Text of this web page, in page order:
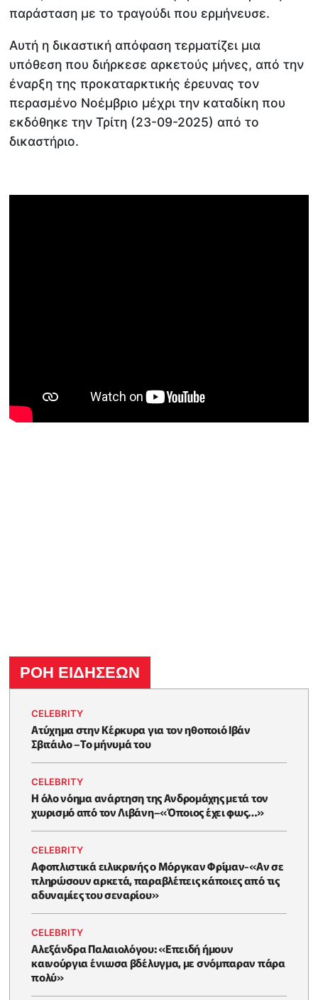
παράσταση με το τραγούδι που ερμήνευσε.
Αυτή η δικαστική απόφαση τερματίζει μια
υπόθεση που διήρκεσε αρκετούς μήνες, από την
έναρξη της προκαταρκτικής έρευνας τον
περασμένο Νοέμβριο μέχρι την καταδίκη που
εκδόθηκε την Τρίτη (23-09-2025) από το
δικαστήριο.
ΡΟΗ ΕΙΔΗΣΕΩΝ
CELEBRITY
Ατύχημα στην Κέρκυρα για τον ηθοποιό Ιβάν
Σβιτάιλο –Το μήνυμά του
CELEBRITY
Η όλο νόημα ανάρτηση της Ανδρομάχης μετά τον
χωρισμό από τον Λιβάνη–«Όποιος έχει φως…»
CELEBRITY
Αφοπλιστικά ειλικρινής ο Μόργκαν Φρίμαν-«Αν σε
πληρώσουν αρκετά, παραβλέπεις κάποιες από τις
αδυναμίες του σεναρίου»
CELEBRITY
Αλεξάνδρα Παλαιολόγου: «Επειδή ήμουν
καινούργια ένιωσα βδέλυγμα, με σνόμπαραν πάρα
πολύ»